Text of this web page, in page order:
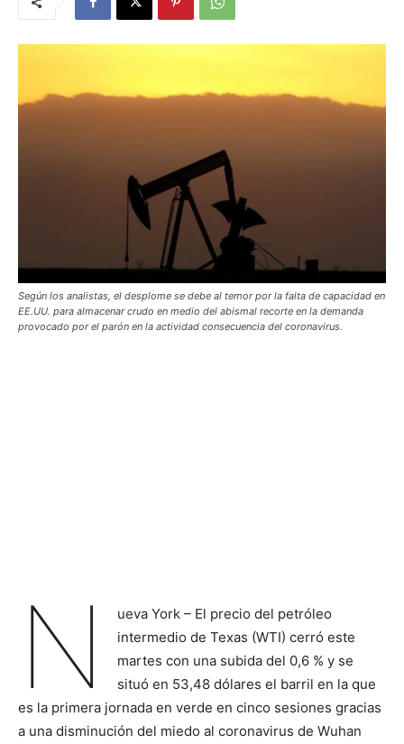
Según los analistas, el desplome se debe al temor por la falta de capacidad en
EE.UU. para almacenar crudo en medio del abismal recorte en la demanda
provocado por el parón en la actividad consecuencia del coronavirus.
N
ueva York – El precio del petróleo
intermedio de Texas (WTI) cerró este
martes con una subida del 0,6 % y se
situó en 53,48 dólares el barril en la que
es la primera jornada en verde en cinco sesiones gracias
a una disminución del miedo al coronavirus de Wuhan